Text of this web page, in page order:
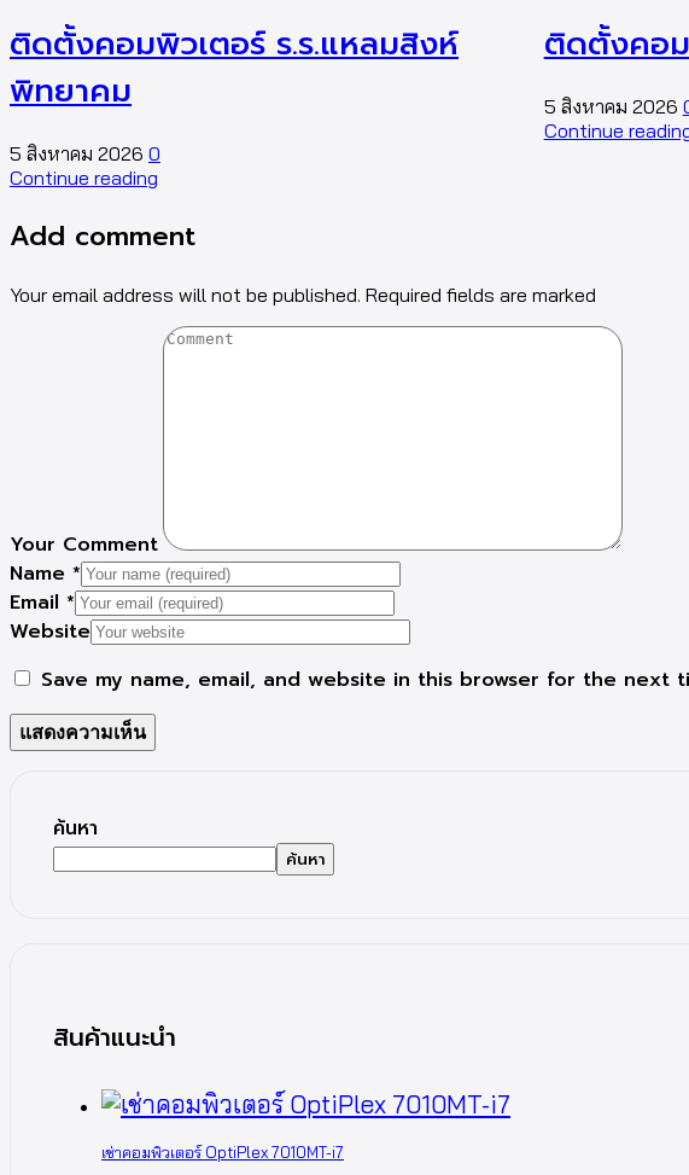
ติดตั้งคอมพิวเตอร์ ร.ร.แหลมสิงห์
พิทยาคม
5 สิงหาคม 2026 0
Continue reading
ติดตั้งคอ
5 สิงหาคม 2026
Continue
Add comment
Your email address will not be published. Required fields are marked
Your Comment
Name *
Email *
Website
Save my name, email, and website in this browser for the next
ค้นหา
ค้นหา
สินค้าแนะนำ
เช่าคอมพิวเตอร์ OptiPlex 7010MT-i7